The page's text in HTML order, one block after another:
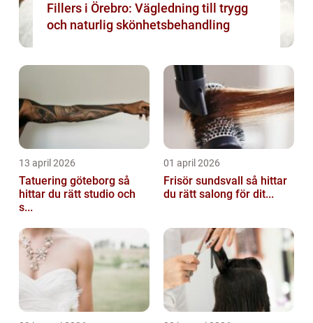
Fillers i Örebro: Vägledning till trygg
och naturlig skönhetsbehandling
13 april 2026
Tatuering göteborg så
hittar du rätt studio och
s...
01 april 2026
Frisör sundsvall så hittar
du rätt salong för dit...